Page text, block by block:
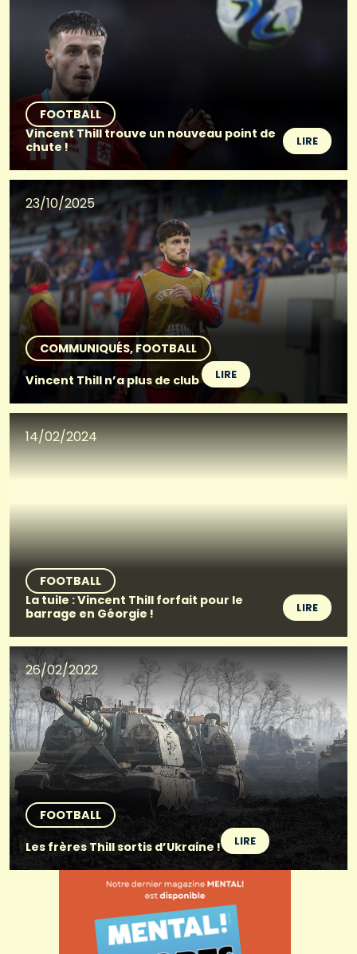
FOOTBALL
Vincent Thill trouve un nouveau point de
chute !
LIRE
23/10/2025
COMMUNIQUÉS FOOTBALL
Vincent Thill n’a plus de club
LIRE
14/02/2024
FOOTBALL
La tuile : Vincent Thill forfait pour le
barrage en Géorgie !
LIRE
26/02/2022
FOOTBALL
Les frères Thill sortis d’Ukraine !
LIRE